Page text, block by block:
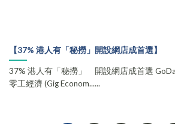
【37% 港人有「秘撈」開設網店成首選】
37% 港人有「秘撈」 開設網店成首選
零工經濟 (Gig Econom......